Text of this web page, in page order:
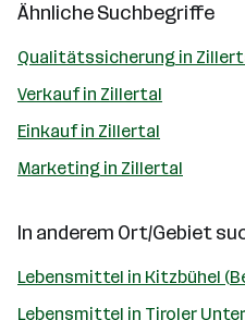
Ähnliche Suchbegriffe
Qualitätssicherung in
Verkauf in Zillertal
Einkauf in Zillertal
Marketing in Zillertal
In anderem Ort/Gebiet
Lebensmittel in Kitzbühel
Lebensmittel in Tiroler